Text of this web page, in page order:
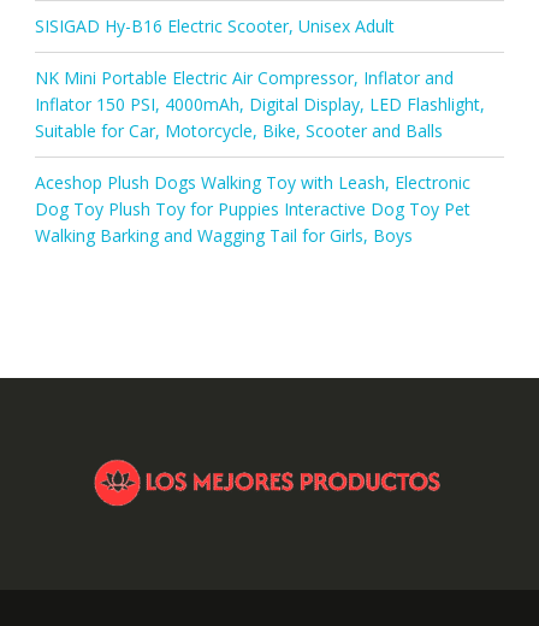
SISIGAD Hy-B16 Electric Scooter, Unisex Adult
NK Mini Portable Electric Air Compressor, Inflator and
Inflator 150 PSI, 4000mAh, Digital Display, LED Flashlight,
Suitable for Car, Motorcycle, Bike, Scooter and Balls
Aceshop Plush Dogs Walking Toy with Leash, Electronic
Dog Toy Plush Toy for Puppies Interactive Dog Toy Pet
Walking Barking and Wagging Tail for Girls, Boys